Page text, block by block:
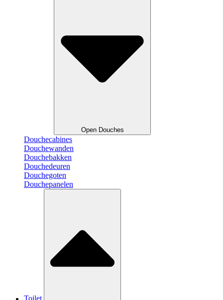
Open Douches
Douchecabines
Douchewanden
Douchebakken
Douchedeuren
Douchegoten
Douchepanelen